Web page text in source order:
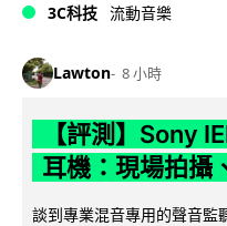
3C科技 流動音樂
Lawton 8 小時
【評測】Sony
耳機：現場拍攝
談到專業混音專用的聲音監